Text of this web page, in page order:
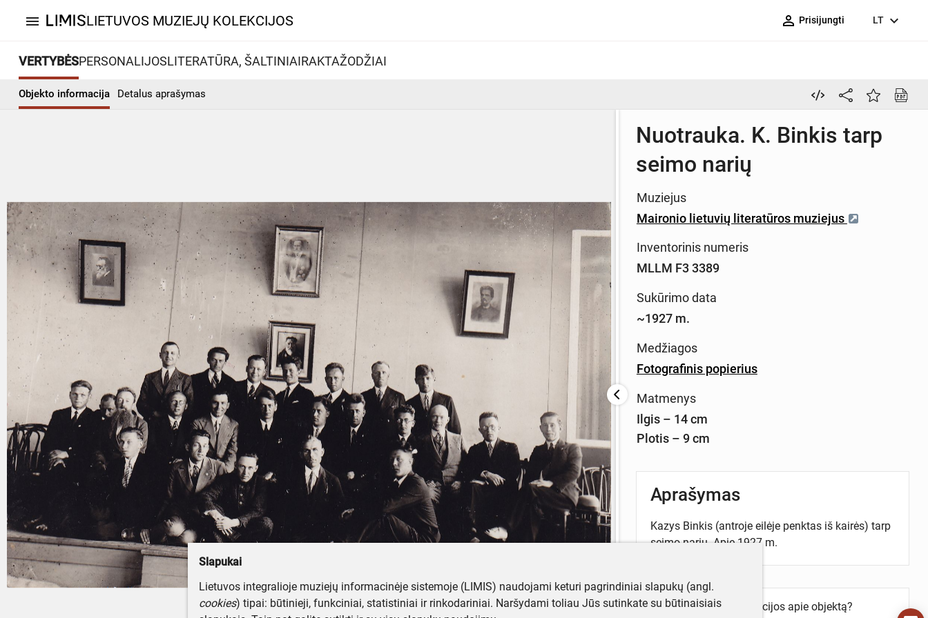
menu LIETUVOS MUZIEJŲ KOLEKCIJOS person_outline Prisijungti LT expand_more
VERTYBĖSPERSONALIJOSLITERATŪRA, ŠALTINIAIRAKTAŽODŽIAI
Objekto informacija Detalus aprašymas
Nuotrauka. K. Binkis tarp
seimo narių
Muziejus
Maironio lietuvių literatūros muziejus
Inventorinis numeris
MLLM F3 3389
Sukūrimo data
~1927 m.
Medžiagos
Fotografinis popierius
Matmenys
Ilgis – 14 cm
Plotis – 9 cm
Aprašymas
Kazys Binkis (antroje eilėje penktas iš kairės) tarp
seimo narių. Apie 1927 m.
Turite daugiau informacijos apie objektą?
Slapukai
Lietuvos integralioje muziejų informacinėje sistemoje (LIMIS) naudojami keturi pagrindiniai slapukų (angl.
cookies) tipai: būtinieji, funkciniai, statistiniai ir rinkodariniai. Naršydami toliau Jūs sutinkate su būtinaisiais